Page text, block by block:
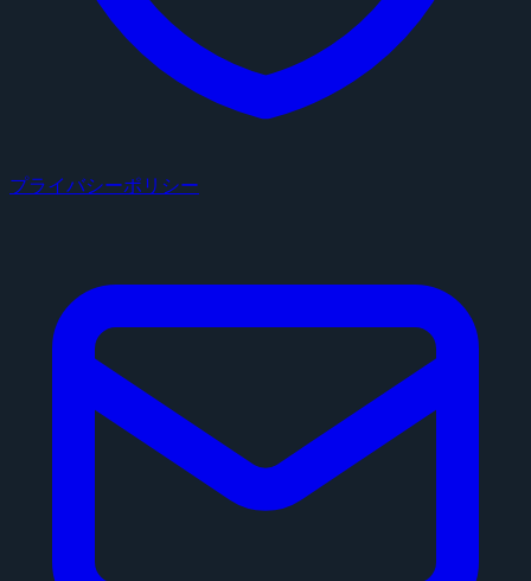
プライバシーポリシー